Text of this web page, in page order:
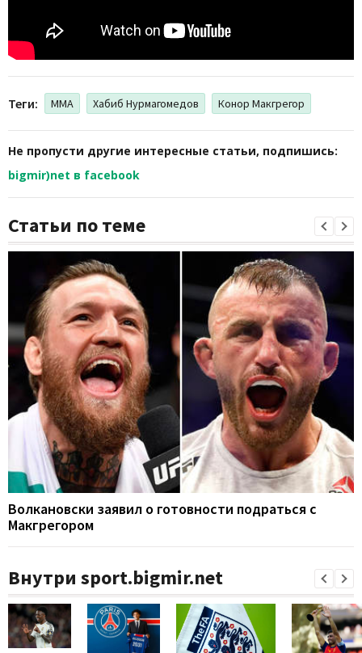
Теги: ММА Хабиб Нурмагомедов Конор Макгрегор
Не пропусти другие интересные статьи, подпишись:
bigmir)net в facebook
Статьи по теме
Волкановски заявил о готовности подраться с
Макгрегором
Внутри sport.bigmir.net